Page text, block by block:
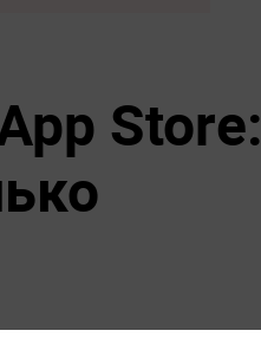
Store: